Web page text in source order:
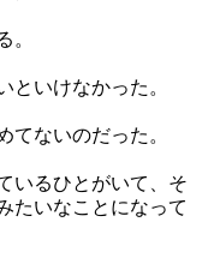
。
といけなかった。
てないのだった。
いるひとがいて、そ
たいなことになって